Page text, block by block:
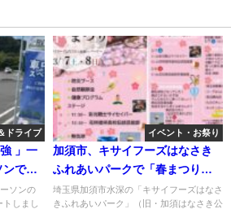
ドライブ
」一
で実
ソンの
トしまし
イベント・お祭り
加須市、キサイフーズはなさき
ふれあいパークで「春まつり」
開催！3月7日～
埼玉県加須市水深の「キサイフーズはなさ
きふれあいパーク」（旧・加須はなさき公